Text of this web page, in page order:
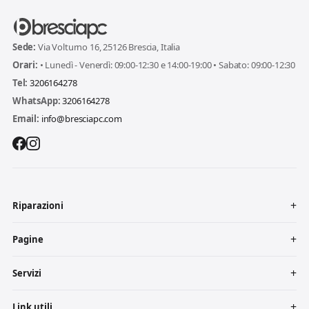
Sede: Via Volturno 16, 25126 Brescia, Italia
Orari: • Lunedì - Venerdì: 09:00-12:30 e 14:00-19:00 • Sabato: 09:00-12:30
Tel: 3206164278
WhatsApp:3206164278
Email: info@bresciapc.com
Riparazioni
Pagine
Servizi